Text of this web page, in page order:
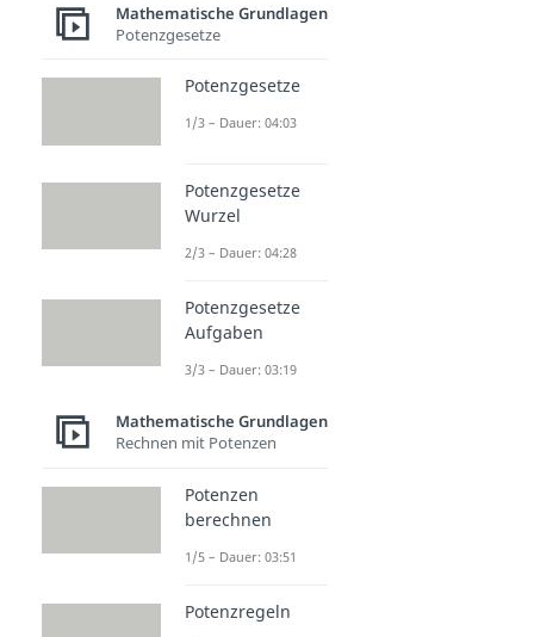
Mathematische Grundlagen
Potenzgesetze
Potenzgesetze
1/3 – Dauer: 04:03
Potenzgesetze
Wurzel
2/3 – Dauer: 04:28
Potenzgesetze
Aufgaben
3/3 – Dauer: 03:19
Mathematische Grundlagen
Rechnen mit Potenzen
Potenzen
berechnen
1/5 – Dauer: 03:51
Potenzregeln